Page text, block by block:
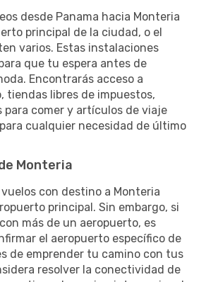
desde Panama hacia Monteria
principal de la ciudad, o el
varios. Estas instalaciones
que tu espera antes de
Encontrarás acceso a
tiendas libres de impuestos,
para comer y artículos de viaje
cualquier necesidad de último
Monteria
con destino a Monteria
principal. Sin embargo, si
más de un aeropuerto, es
el aeropuerto específico de
de emprender tu camino con tus
resolver la conectividad de